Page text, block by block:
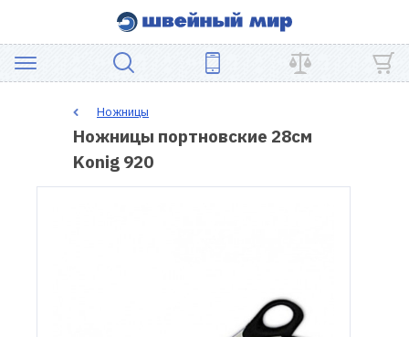
ШВЕЙНОЕ
ОБОРУДОВАНИЕ
Ножницы
Ножницы портновские 28см
Konig 920